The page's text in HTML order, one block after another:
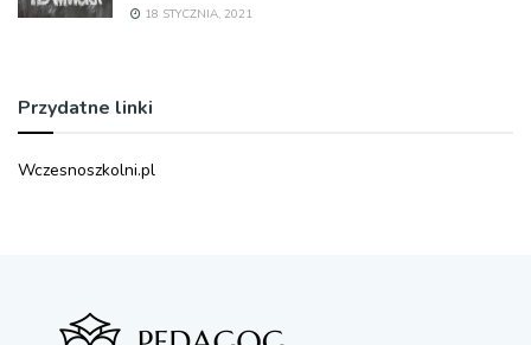
18 STYCZNIA, 2021
Przydatne linki
Wczesnoszkolni.pl